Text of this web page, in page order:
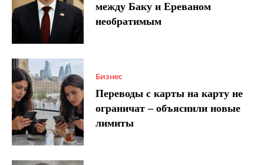
между Баку и Ереваном
необратимым
Бизнес
Переводы с карты на карту не
ограничат – объяснили новые
лимиты